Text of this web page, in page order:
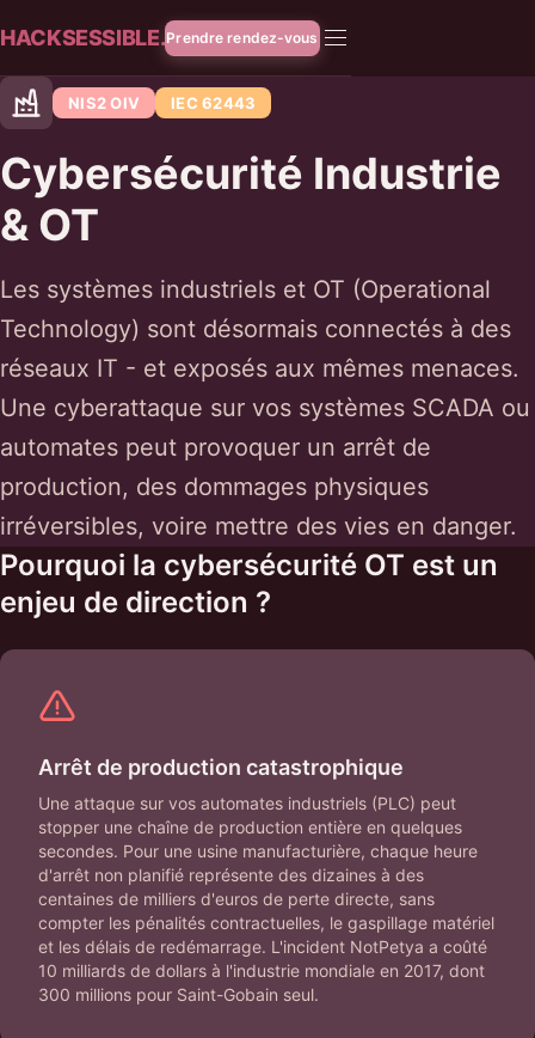
HACKSESSIBLE.Prendre rendez-vous
NIS2 OIV IEC 62443
Cybersécurité Industrie
& OT
Les systèmes industriels et OT (Operational
Technology) sont désormais connectés à des
réseaux IT - et exposés aux mêmes menaces.
Une cyberattaque sur vos systèmes SCADA ou
automates peut provoquer un arrêt de
production, des dommages physiques
irréversibles, voire mettre des vies en danger.
Pourquoi la cybersécurité OT est un
enjeu de direction ?
Arrêt de production catastrophique
Une attaque sur vos automates industriels (PLC) peut
stopper une chaîne de production entière en quelques
secondes. Pour une usine manufacturière, chaque heure
d'arrêt non planifié représente des dizaines à des
centaines de milliers d'euros de perte directe, sans
compter les pénalités contractuelles, le gaspillage matériel
et les délais de redémarrage. L'incident NotPetya a coûté
10 milliards de dollars à l'industrie mondiale en 2017, dont
300 millions pour Saint-Gobain seul.